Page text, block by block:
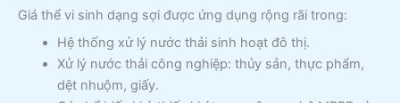
Giá thể vi sinh dạng sợi được ứng dụng rộng rãi trong:
Hệ thống xử lý nước thải sinh hoạt đô thị.
Xử lý nước thải công nghiệp: thủy sản, thực phẩm,
dệt nhuộm, giấy.